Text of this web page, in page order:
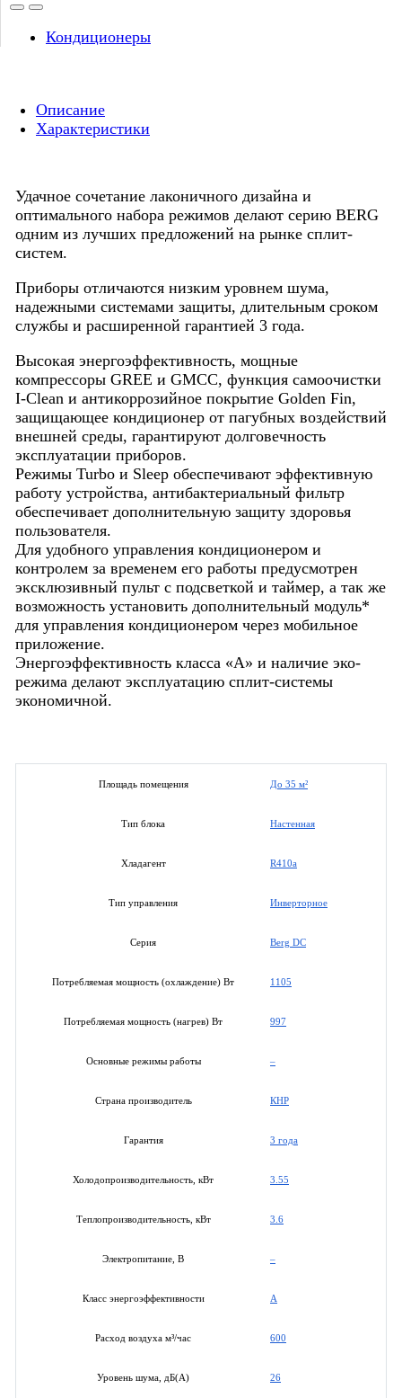
Кондиционеры
Описание
Характеристики
Удачное сочетание лаконичного дизайна и
оптимального набора режимов делают серию BERG
одним из лучших предложений на рынке сплит-
систем.
Приборы отличаются низким уровнем шума,
надежными системами защиты, длительным сроком
службы и расширенной гарантией 3 года.
Высокая энергоэффективность, мощные
компрессоры GREE и GMCC, функция самоочистки
I-Clean и антикоррозийное покрытие Golden Fin,
защищающее кондиционер от пагубных воздействий
внешней среды, гарантируют долговечность
эксплуатации приборов.
Режимы Turbo и Sleeр обеспечивают эффективную
работу устройства, антибактериальный фильтр
обеспечивает дополнительную защиту здоровья
пользователя.
Для удобного управления кондиционером и
контролем за временем его работы предусмотрен
эксклюзивный пульт с подсветкой и таймер, а так же
возможность установить дополнительный модуль*
для управления кондиционером через мобильное
приложение.
Энергоэффективность класса «А» и наличие эко-
режима делают эксплуатацию сплит-системы
экономичной.
Площадь помещения До 35 м²
Тип блока Настенная
Хладагент R410a
Тип управления Инверторное
Серия Berg DC
Потребляемая мощность (охлаждение) Вт 1105
Потребляемая мощность (нагрев) Вт 997
Основные режимы работы –
Страна производитель КНР
Гарантия 3 года
Холодопроизводительность, кВт 3.55
Теплопроизводительность, кВт 3.6
Электропитание, В –
Класс энергоэффективности A
Расход воздуха м³/час 600
Уровень шума, дБ(А) 26